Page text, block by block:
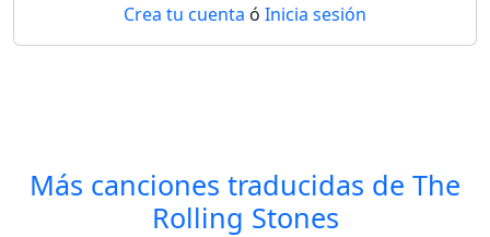
Crea tu cuenta ó Inicia sesión
Más canciones traducidas de The
Rolling Stones